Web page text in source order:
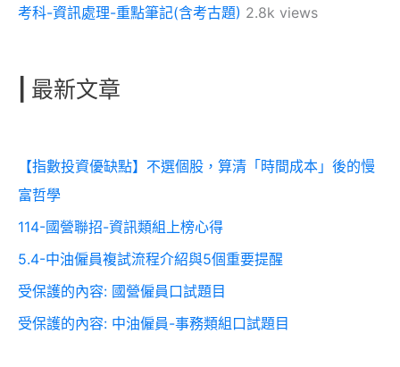
考科-資訊處理-重點筆記(含考古題) 2.8k views
最新文章
【指數投資優缺點】不選個股，算清「時間成本」後的慢
富哲學
114-國營聯招-資訊類組上榜心得
5.4-中油僱員複試流程介紹與5個重要提醒
受保護的內容: 國營僱員口試題目
受保護的內容: 中油僱員-事務類組口試題目